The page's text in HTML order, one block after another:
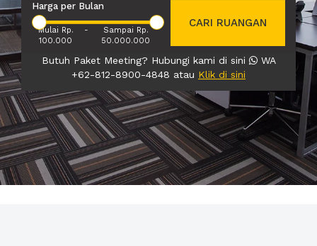
Harga per Bulan
Mulai Rp.
100.000
-
Sampai Rp.
50.000.000
CARI RUANGAN
Butuh Paket Meeting? Hubungi kami di sini
WA
+62-812-8900-4848 atau Klik di sini